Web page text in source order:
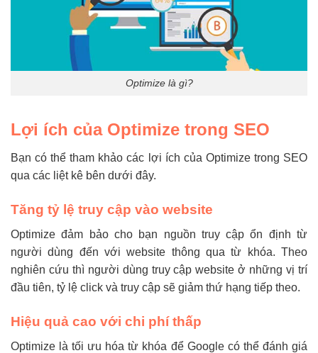
Optimize là gì?
Lợi ích của Optimize trong SEO
Bạn có thể tham khảo các lợi ích của Optimize trong SEO
qua các liệt kê bên dưới đây.
Tăng tỷ lệ truy cập vào website
Optimize đảm bảo cho bạn nguồn truy cập ổn định từ
người dùng đến với website thông qua từ khóa. Theo
nghiên cứu thì người dùng truy cập website ở những vị trí
đầu tiên, tỷ lệ click và truy cập sẽ giảm thứ hạng tiếp theo.
Hiệu quả cao với chi phí thấp
Optimize là tối ưu hóa từ khóa để Google có thể đánh giá